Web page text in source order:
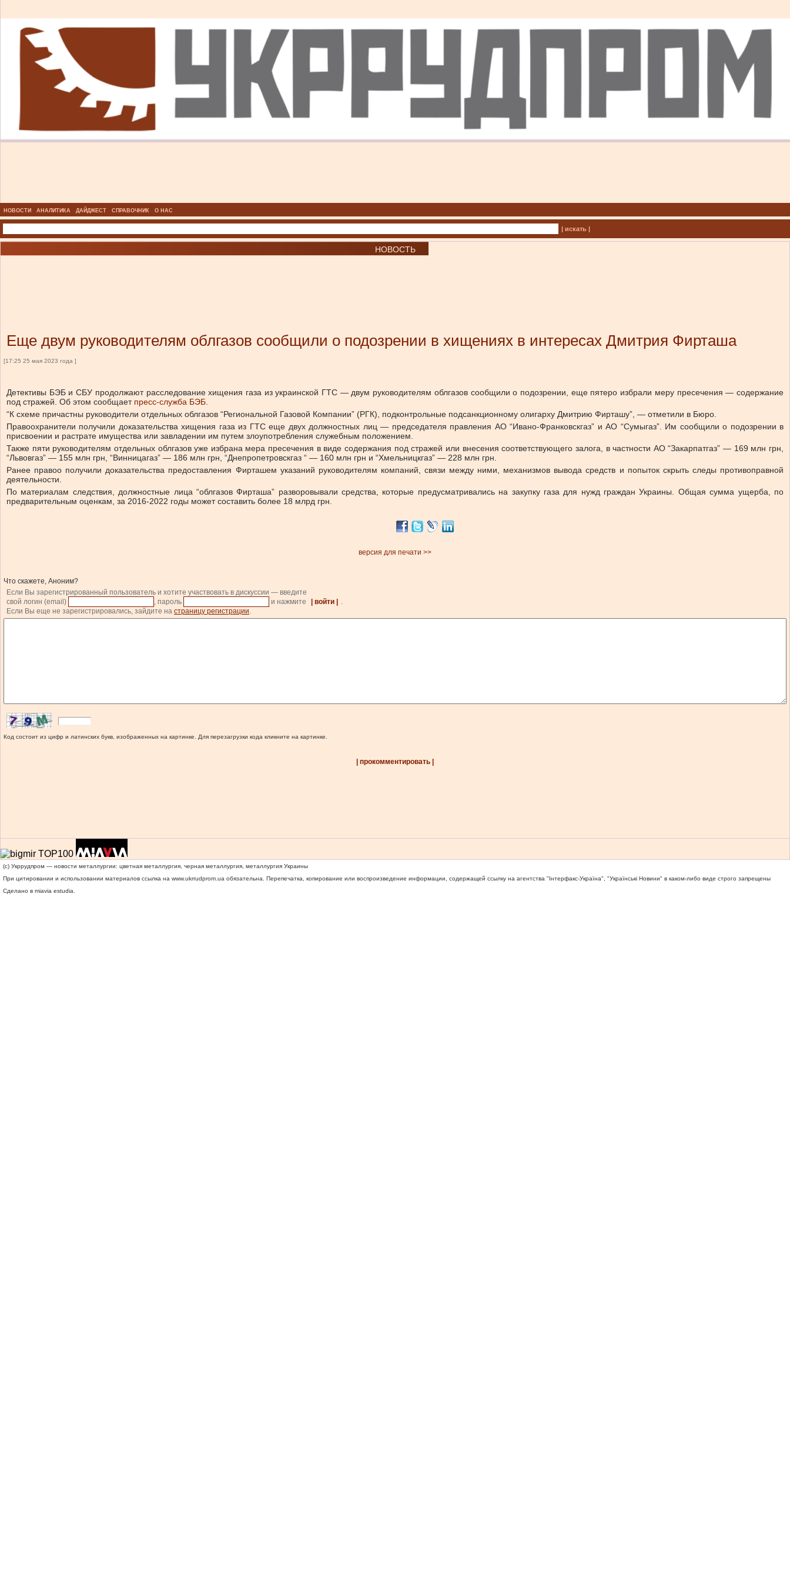
НОВОСТИ АНАЛИТИКА ДАЙДЖЕСТ СПРАВОЧНИК О НАС
| искать |
НОВОСТЬ
Еще двум руководителям облгазов сообщили о подозрении в хищениях в интересах Дмитрия Фирташа
[17:25 25 мая 2023 года ]
Детективы БЭБ и СБУ продолжают расследование хищения газа из украинской ГТС — двум руководителям облгазов сообщили о подозрении, еще пятеро избрали меру пресечения — содержание
под стражей. Об этом сообщает пресс-служба БЭБ
“К схеме причастны руководители отдельных облгазов “Региональной Газовой Компании” (РГК), подконтрольные подсанкционному олигарху Дмитрию Фирташу”, — отметили в Бюро.
Правоохранители получили доказательства хищения газа из ГТС еще двух должностных лиц — председателя правления АО “Ивано-Франковскгаз” и АО “Сумыгаз”. Им сообщили о подозрении в
присвоении и растрате имущества или завладении им путем злоупотребления служебным положением.
Также пяти руководителям отдельных облгазов уже избрана мера пресечения в виде содержания под стражей или внесения соответствующего залога, в частности АО “Закарпатгаз” — 169 млн грн,
“Львовгаз” — 155 млн грн, “Винницагаз” — 186 млн грн, “Днепропетровскгаз “ — 160 млн грн и “Хмельницкгаз” — 228 млн грн.
Ранее правоо получили доказательства предоставления Фирташем указаний руководителям компаний, связи между ними, механизмов вывода средств и попыток скрыть следы противоправной
деятельности.
По материалам следствия, должностные лица “облгазов Фирташа” разворовывали средства, которые предусматривались на закупку газа для нужд граждан Украины. Общая сумма ущерба, по
предварительным оценкам, за 2016-2022 годы может составить более 18 млрд грн.
версия для печати >>
Что скажете, Аноним?
Если Вы зарегистрированный пользователь и хотите участвовать в дискуссии — введите
свой логин (email)
, пароль и нажмите | войти |
.
Если Вы еще не зарегистрировались, зайдите на страницу регистрации.
Код состоит из цифр и латинских букв, изображенных на картинке. Для перезагрузки кода кликните на картинке.
| прокомментировать |
(c) Укррудпром — новости металлургии: цветная металлургия, черная металлургия, металлургия Украины
При цитировании и использовании материалов ссылка на www.ukrrudprom.ua обязательна. Перепечатка, копирование или воспроизведение информации, содержащей ссылку на агентства "Iнтерфакс-Україна", "Українськi Новини" в каком-либо виде строго запрещены
Сделано в miavia estudia.